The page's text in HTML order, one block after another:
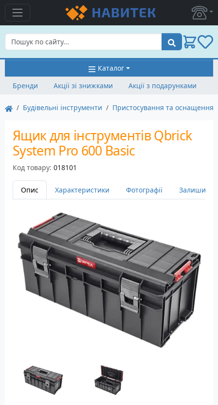
Пошук
Каталог
Бренди
Акції зі знижками Акції з подарунками
Будівельні інструменти Пристосування та оснащення
Ящик для інструментів Qbrick
System Pro 600 Basic
Код товару: 018101
Опис Характеристики Фотографії Залишити